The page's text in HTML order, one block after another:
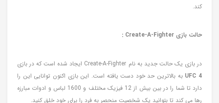
کند.
حالت بازی
در بازی یک حالت جدید به نام Create-A-Fighter ایجاد شده است که در بازی
UFC 4 به بالاترین حد خود دست یافته است. این بازی اکنون توانایی این را
دارد تا شما را در بین بیش از 12 فیزیک مختلف و 1600 لباس و ادوات مبارزه
رها می کند تا بتوانید یک شخصیت منحصر به فرد را برای خود خلق کنید.